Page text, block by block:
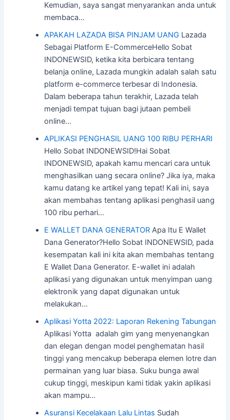
Kemudian, saya sangat menyarankan anda untuk
membaca…
APAKAH LAZADA BISA PINJAM UANG Lazada
Sebagai Platform E-CommerceHello Sobat
INDONEWSID, ketika kita berbicara tentang
belanja online, Lazada mungkin adalah salah satu
platform e-commerce terbesar di Indonesia.
Dalam beberapa tahun terakhir, Lazada telah
menjadi tempat tujuan bagi jutaan pembeli
online…
APLIKASI PENGHASIL UANG 100 RIBU PERHARI
Hello Sobat INDONEWSID!Hai Sobat
INDONEWSID, apakah kamu mencari cara untuk
menghasilkan uang secara online? Jika iya, maka
kamu datang ke artikel yang tepat! Kali ini, saya
akan membahas tentang aplikasi penghasil uang
100 ribu perhari…
E WALLET DANA GENERATOR Apa Itu E Wallet
Dana Generator?Hello Sobat INDONEWSID, pada
kesempatan kali ini kita akan membahas tentang
E Wallet Dana Generator. E-wallet ini adalah
aplikasi yang digunakan untuk menyimpan uang
elektronik yang dapat digunakan untuk
melakukan…
Aplikasi Yotta 2022: Laporan Rekening Tabungan
Aplikasi Yotta adalah gim yang menyenangkan
dan elegan dengan model penghematan hasil
tinggi yang mencakup beberapa elemen lotre dan
permainan yang luar biasa. Suku bunga awal
cukup tinggi, meskipun kami tidak yakin aplikasi
akan mampu…
Asuransi Kecelakaan Lalu Lintas Sudah